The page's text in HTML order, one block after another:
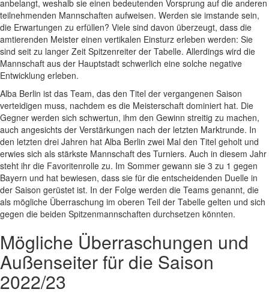
anbelangt, weshalb sie einen bedeutenden Vorsprung auf die anderen
teilnehmenden Mannschaften aufweisen. Werden sie imstande sein,
die Erwartungen zu erfüllen? Viele sind davon überzeugt, dass die
amtierenden Meister einen vertikalen Einsturz erleben werden: Sie
sind seit zu langer Zeit Spitzenreiter der Tabelle. Allerdings wird die
Mannschaft aus der Hauptstadt schwerlich eine solche negative
Entwicklung erleben.
Alba Berlin ist das Team, das den Titel der vergangenen Saison
verteidigen muss, nachdem es die Meisterschaft dominiert hat. Die
Gegner werden sich schwertun, ihm den Gewinn streitig zu machen,
auch angesichts der Verstärkungen nach der letzten Marktrunde. In
den letzten drei Jahren hat Alba Berlin zwei Mal den Titel geholt und
erwies sich als stärkste Mannschaft des Turniers. Auch in diesem Jahr
steht ihr die Favoritenrolle zu. Im Sommer gewann sie 3 zu 1 gegen
Bayern und hat bewiesen, dass sie für die entscheidenden Duelle in
der Saison gerüstet ist. In der Folge werden die Teams genannt, die
als mögliche Überraschung im oberen Teil der Tabelle gelten und sich
gegen die beiden Spitzenmannschaften durchsetzen könnten.
Mögliche Überraschungen und
Außenseiter für die Saison
2022/23